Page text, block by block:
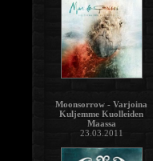
Moonsorrow - Varjoina
Kuljemme Kuolleiden
Maassa
23.03.2011